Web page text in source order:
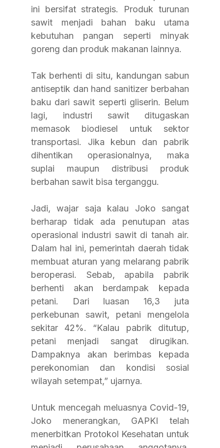
ini bersifat strategis. Produk turunan
sawit menjadi bahan baku utama
kebutuhan pangan seperti minyak
goreng dan produk makanan lainnya.
Tak berhenti di situ, kandungan sabun
antiseptik dan hand sanitizer berbahan
baku dari sawit seperti gliserin. Belum
lagi, industri sawit ditugaskan
memasok biodiesel untuk sektor
transportasi. Jika kebun dan pabrik
dihentikan operasionalnya, maka
suplai maupun distribusi produk
berbahan sawit bisa terganggu.
Jadi, wajar saja kalau Joko sangat
berharap tidak ada penutupan atas
operasional industri sawit di tanah air.
Dalam hal ini, pemerintah daerah tidak
membuat aturan yang melarang pabrik
beroperasi. Sebab, apabila pabrik
berhenti akan berdampak kepada
petani. Dari luasan 16,3 juta
perkebunan sawit, petani mengelola
sekitar 42%. “Kalau pabrik ditutup,
petani menjadi sangat dirugikan.
Dampaknya akan berimbas kepada
perekonomian dan kondisi sosial
wilayah setempat,” ujarnya.
Untuk mencegah meluasnya Covid-19,
Joko menerangkan, GAPKI telah
menerbitkan Protokol Kesehatan untuk